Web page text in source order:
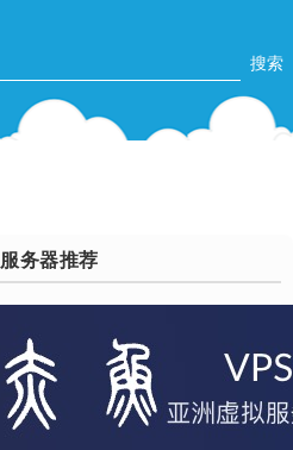
服务器推荐